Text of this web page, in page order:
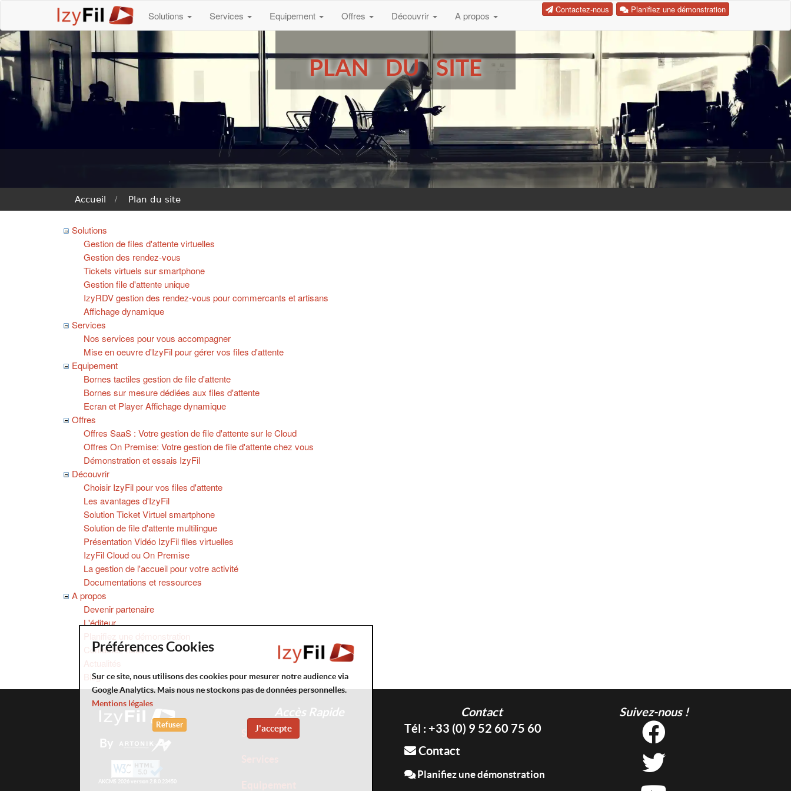
Planifiez une démonstration
Contactez-nous
Solutions Services Equipement Offres Découvrir A propos
PLAN DU SITE
Accueil Plan du site
Solutions
Gestion de files d'attente virtuelles
Gestion des rendez-vous
Tickets virtuels sur smartphone
Gestion file d'attente unique
IzyRDV gestion des rendez-vous pour commercants et artisans
Affichage dynamique
Services
Nos services pour vous accompagner
Mise en oeuvre d'IzyFil pour gérer vos files d'attente
Equipement
Bornes tactiles gestion de file d'attente
Bornes sur mesure dédiées aux files d'attente
Ecran et Player Affichage dynamique
Offres
Offres SaaS : Votre gestion de file d'attente sur le Cloud
Offres On Premise: Votre gestion de file d'attente chez vous
Démonstration et essais IzyFil
Découvrir
Choisir IzyFil pour vos files d'attente
Les avantages d'IzyFil
Solution Ticket Virtuel smartphone
Solution de file d'attente multilingue
Présentation Vidéo IzyFil files virtuelles
IzyFil Cloud ou On Premise
La gestion de l'accueil pour votre activité
Documentations et ressources
A propos
Devenir partenaire
L'éditeur
Planifiez une démonstration
Contactez-nous
Actualités
Blog
By
AKCMS 2026 version 2.8.0.23450
Accès Rapide
Solutions
Contact
Tél : +33 (0) 9 52 60 75 60
Contact
Planifiez une démonstration
Suivez-nous !
Préférences Cookies
Sur ce site, nous utilisons des cookies pour mesurer notre audience via
Google Analytics. Mais nous ne stockons pas de données personnelles.
Mentions légales
J'accepte
Refuser